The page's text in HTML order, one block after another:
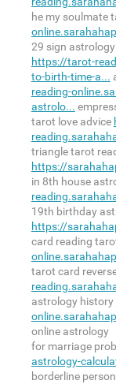
he my soulmate
29 sign astrology
https://tarot-
to-birth-time-a...
reading-
astrolo...
tarot love advice
triangle tarot
https://
in 8th house
19th birthday
https://
card reading
tarot card
astrology history
online astrology
for marriage
astrology-
borderline